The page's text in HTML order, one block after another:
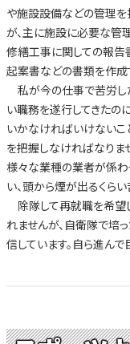
や施設設備などの管理を
が、主に施設に必要な
修繕工事に関しての報告
起案書などの書類を作成
私が今の仕事で苦労し
い職務を遂行してきたの
いかなければいけないこ
を把握しなければなりま
様々な業種の業者が係わ
い、頭から煙が出るくら
除隊して再就職を希望
れませんが、自衛隊で培
信しています。自ら進んで